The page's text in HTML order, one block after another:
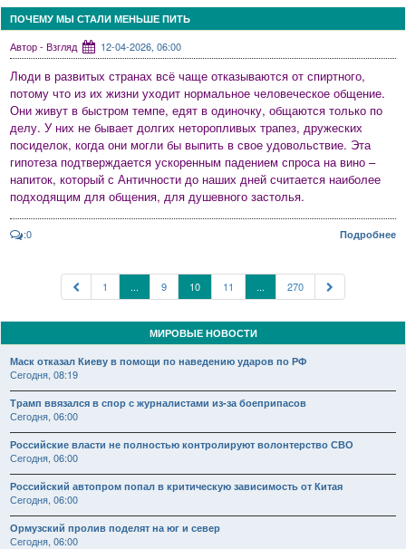
ПОЧЕМУ МЫ СТАЛИ МЕНЬШЕ ПИТЬ
Автор - Взгляд 12-04-2026, 06:00
Люди в развитых странах всё чаще отказываются от спиртного,
потому что из их жизни уходит нормальное человеческое общение.
Они живут в быстром темпе, едят в одиночку, общаются только по
делу. У них не бывает долгих неторопливых трапез, дружеских
посиделок, когда они могли бы выпить в свое удовольствие. Эта
гипотеза подтверждается ускоренным падением спроса на вино –
напиток, который с Античности до наших дней считается наиболее
подходящим для общения, для душевного застолья.
:0 Подробнее
1 ... 9 10 11 ... 270
МИРОВЫЕ НОВОСТИ
Маск отказал Киеву в помощи по наведению ударов по РФ
Сегодня, 08:19
Трамп ввязался в спор с журналистами из-за боеприпасов
Сегодня, 06:00
Российские власти не полностью контролируют волонтерство СВО
Сегодня, 06:00
Российский автопром попал в критическую зависимость от Китая
Сегодня, 06:00
Ормузский пролив поделят на юг и север
Сегодня, 06:00